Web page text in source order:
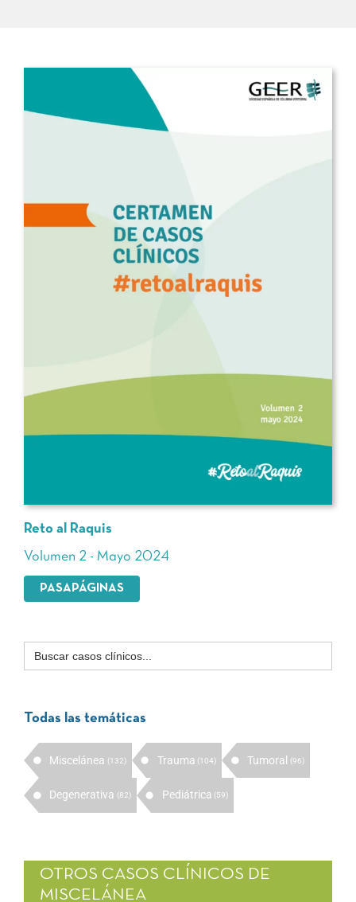
Reto al Raquis
Volumen 2 - Mayo 2024
PASAPÁGINAS
Buscar:
Todas las temáticas
Miscelánea (132) Trauma (104) Tumoral (96)
Degenerativa (82) Pediátrica (59)
OTROS CASOS CLÍNICOS DE
MISCELÁNEA